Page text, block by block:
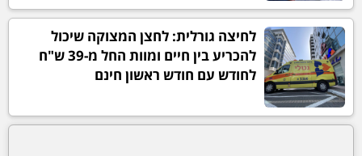
לחיצה גורלית: לחצן המצוקה שיכול
להכריע בין חיים ומוות החל מ-39 ש"ח
לחודש עם חודש ראשון חינם